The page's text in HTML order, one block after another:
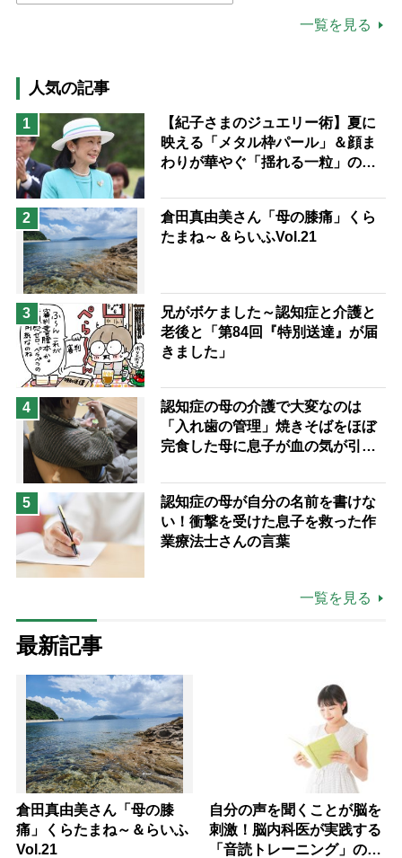
猫が母になつきません
息子の遠距離介護サバイバル術
兄がボケました
便利なサービス
予防法
一覧を見る
人気の記事
1
【紀子さまのジュエリー術】夏に
映える「メタル枠パール」＆顔ま
わりが華やぐ「揺れる一粒」の使
2
倉田真由美さん「母の膝痛」くら
たまね～＆らいふVol.21
3
兄がボケました～認知症と介護と
老後と「第84回『特別送達』が届
きました」
4
認知症の母の介護で大変なのは
「入れ歯の管理」焼きそばをほぼ
完食した母に息子が血の気が引い
5
認知症の母が自分の名前を書けな
い！衝撃を受けた息子を救った作
業療法士さんの言葉
一覧を見る
最新記事
倉田真由美さん「母の膝
痛」くらたまね～＆らいふ
Vol.21
自分の声を聞くことが脳を
刺激！脳内科医が実践する
「音読トレーニング」の極